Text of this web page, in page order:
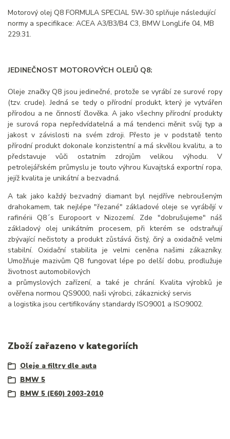
Motorový olej Q8 FORMULA SPECIAL 5W-30 splňuje následující
normy a specifikace: ACEA A3/B3/B4 C3, BMW LongLife 04, MB
229.31.
JEDINEČNOST MOTOROVÝCH OLEJŮ Q8:
Oleje značky Q8 jsou jedinečné, protože se vyrábí ze surové ropy
(tzv. crude). Jedná se tedy o přírodní produkt, který je vytvářen
přírodou a ne činností člověka. A jako všechny přírodní produkty
je surová ropa nepředvídatelná a má tendenci měnit svůj typ a
jakost v závislosti na svém zdroji. Přesto je v podstatě tento
přírodní produkt dokonale konzistentní a má skvělou kvalitu, a to
představuje vůči ostatním zdrojům velikou výhodu. V
petrolejářském průmyslu je touto výhrou Kuvajtská exportní ropa,
jejíž kvalita je unikátní a bezvadná.
A tak jako každý bezvadný diamant byl nejdříve nebroušeným
drahokamem, tak nejlépe "řezané" základové oleje se vyrábějí v
rafinérii Q8´s Europoort v Nizozemí. Zde "dobrušujeme" náš
základový olej unikátním procesem, při kterém se odstraňují
zbývající nečistoty a produkt zůstává čistý, čirý a oxidačně velmi
stabilní. Oxidační stabilita je velmi ceněna našimi zákazníky.
Umožňuje mazivům Q8 fungovat lépe po delší dobu, prodlužuje
životnost automobilových
a průmyslových zařízení, a také je chrání. Kvalita výrobků je
ověřena normou QS9000, naši výrobci, zákaznický servis
a logistika jsou certifikovány standardy ISO9001 a ISO9002.
Zboží zařazeno v kategoriích
Oleje a filtry dle auta
BMW 5
BMW 5 (E60) 2003-2010